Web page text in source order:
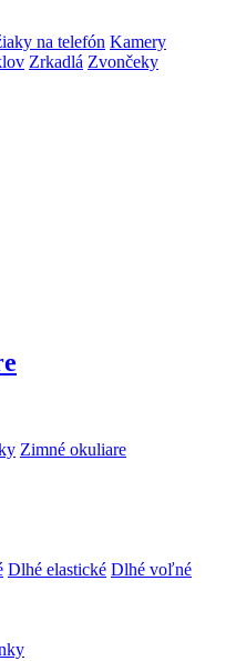
na telefón Kamery
Zrkadlá Zvončeky
Zimné okuliare
Dlhé elastické Dlhé voľné